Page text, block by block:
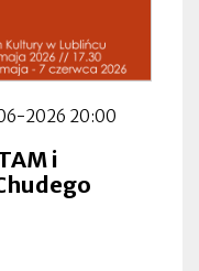
2026 20:00
i